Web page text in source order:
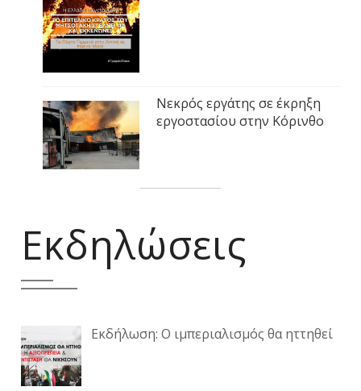
Νεκρός εργάτης σε έκρηξη
εργοστασίου στην Κόρινθο
Εκδηλώσεις
Εκδήλωση: Ο ιμπεριαλισμός θα ηττηθεί